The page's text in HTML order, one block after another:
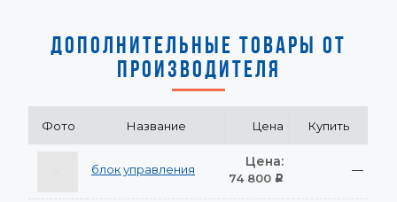
ДОПОЛНИТЕЛЬНЫЕ ТОВАРЫ ОТ
ПРОИЗВОДИТЕЛЯ
Фото Название Цена Купить
блок управления Цена:
74 800 Р
—